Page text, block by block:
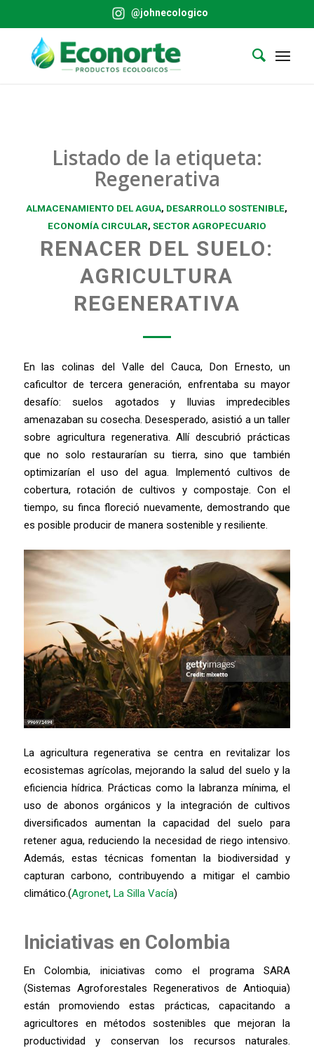
@johnecologico
Listado de la etiqueta:
Regenerativa
ALMACENAMIENTO DEL AGUA, DESARROLLO SOSTENIBLE,
ECONOMÍA CIRCULAR, SECTOR AGROPECUARIO
RENACER DEL SUELO:
AGRICULTURA
REGENERATIVA
En las colinas del Valle del Cauca, Don Ernesto, un
caficultor de tercera generación, enfrentaba su mayor
desafío: suelos agotados y lluvias impredecibles
amenazaban su cosecha. Desesperado, asistió a un taller
sobre agricultura regenerativa. Allí descubrió prácticas
que no solo restaurarían su tierra, sino que también
optimizarían el uso del agua. Implementó cultivos de
cobertura, rotación de cultivos y compostaje. Con el
tiempo, su finca floreció nuevamente, demostrando que
es posible producir de manera sostenible y resiliente.
La agricultura regenerativa se centra en revitalizar los
ecosistemas agrícolas, mejorando la salud del suelo y la
eficiencia hídrica. Prácticas como la labranza mínima, el
uso de abonos orgánicos y la integración de cultivos
diversificados aumentan la capacidad del suelo para
retener agua, reduciendo la necesidad de riego intensivo.
Además, estas técnicas fomentan la biodiversidad y
capturan carbono, contribuyendo a mitigar el cambio
climático.(Agronet, La Silla Vacía)
Iniciativas en Colombia
En Colombia, iniciativas como el programa SARA
(Sistemas Agroforestales Regenerativos de Antioquia)
están promoviendo estas prácticas, capacitando a
agricultores en métodos sostenibles que mejoran la
productividad y conservan los recursos naturales.